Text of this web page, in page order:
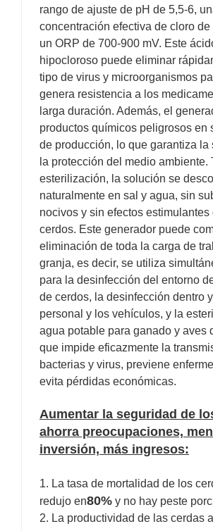
rango de ajuste de pH de 5,5-6,
concentración efectiva de cloro de
un ORP de 700-900 mV. Este
hipocloroso puede eliminar
tipo de virus y microorganismos
genera resistencia a los
larga duración. Además, el
productos químicos peligrosos en
de producción, lo que garantiza la
la protección del medio ambiente.
esterilización, la solución se
naturalmente en sal y agua, sin
nocivos y sin efectos estimulantes
cerdos. Este generador puede
eliminación de toda la carga de
granja, es decir, se utiliza
para la desinfección del entorno
de cerdos, la desinfección dentro
personal y los vehículos, y la
agua potable para ganado y aves
que impide eficazmente la
bacterias y virus, previene
evita pérdidas económicas.
Aumentar la seguridad de
ahorra preocupaciones,
inversión, más ingresos:
1. La tasa de mortalidad de los
redujo en80% y no hay peste
2. La productividad de las cerdas